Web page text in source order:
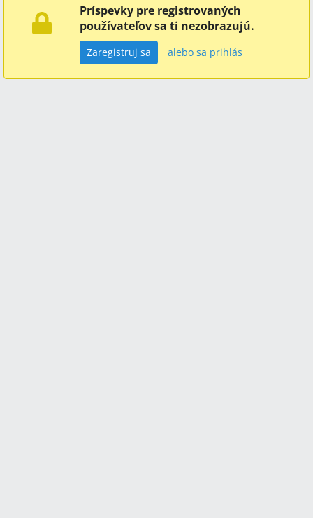
Príspevky pre registrovaných
používateľov sa ti nezobrazujú.
Zaregistruj sa alebo sa prihlás